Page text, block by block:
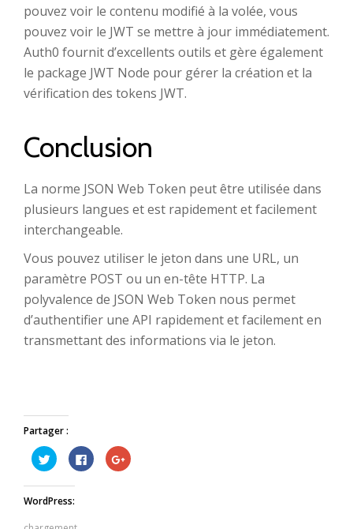
pouvez voir le contenu modifié à la volée, vous
pouvez voir le JWT se mettre à jour immédiatement.
Auth0 fournit d’excellents outils et gère également
le package JWT Node pour gérer la création et la
vérification des tokens JWT.
Conclusion
La norme JSON Web Token peut être utilisée dans
plusieurs langues et est rapidement et facilement
interchangeable.
Vous pouvez utiliser le jeton dans une URL, un
paramètre POST ou un en-tête HTTP. La
polyvalence de JSON Web Token nous permet
d’authentifier une API rapidement et facilement en
transmettant des informations via le jeton.
Partager :
Cliquez
pour
partager
sur
Twitter(ouvre
dans
Cliquez
pour
Cliquez
pour
WordPress: